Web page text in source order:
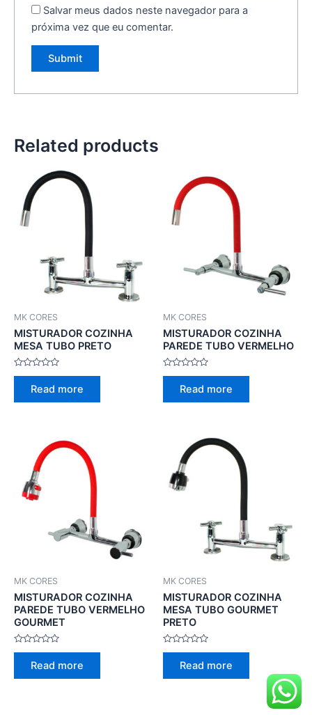
Salvar meus dados neste navegador para a
próxima vez que eu comentar.
Related products
MK CORES
MISTURADOR COZINHA
MESA TUBO PRETO
Rated
Read more
MK CORES
MISTURADOR COZINHA
PAREDE TUBO VERMELHO
Rated
Read more
MK CORES
MISTURADOR COZINHA
PAREDE TUBO VERMELHO
GOURMET
Rated
Read more
MK CORES
MISTURADOR COZINHA
MESA TUBO GOURMET
PRETO
Rated
Read more